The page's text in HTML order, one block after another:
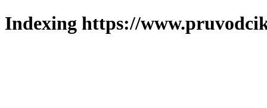
Indexing https://